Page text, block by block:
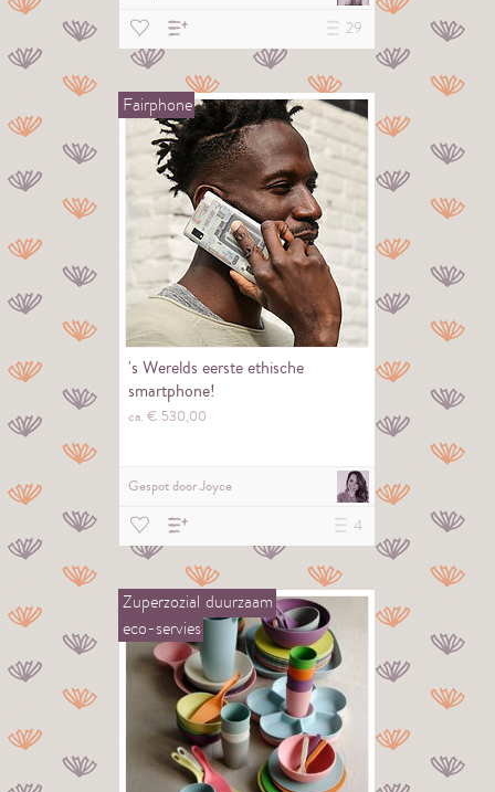
29
Fairphone
's Werelds eerste ethische
smartphone!
ca. € 530,00
Gespot doorJoyce
4
Zuperzozial duurzaam
eco-servies